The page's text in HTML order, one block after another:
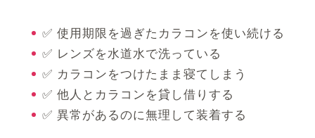
✅ 使用期限を過ぎたカラコンを使い続ける
✅ レンズを水道水で洗っている
✅ カラコンをつけたまま寝てしまう
✅ 他人とカラコンを貸し借りする
✅ 異常があるのに無理して装着する